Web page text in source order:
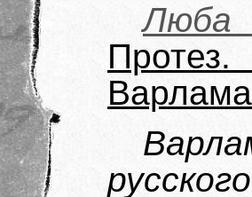
Люба